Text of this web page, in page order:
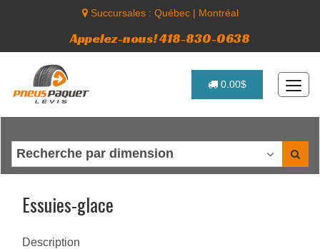
Succursales : Québec| Montréal
Appelez-nous! 418-830-0638
0.00$
Essuies-glace
Description